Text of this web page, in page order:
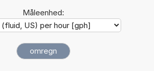
Måleenhed: